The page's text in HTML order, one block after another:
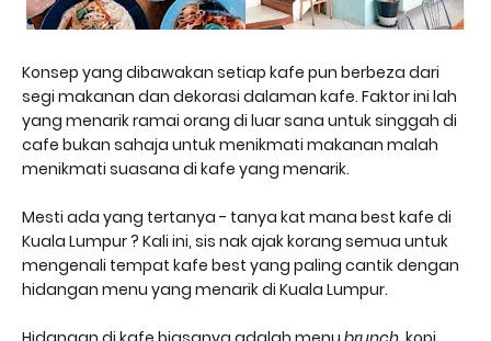
Konsep yang dibawakan setiap kafe pun berbeza dari
segi makanan dan dekorasi dalaman kafe. Faktor ini lah
yang menarik ramai orang di luar sana untuk singgah di
cafe bukan sahaja untuk menikmati makanan malah
menikmati suasana di kafe yang menarik.
Mesti ada yang tertanya - tanya kat mana best kafe di
Kuala Lumpur ? Kali ini, sis nak ajak korang semua untuk
mengenali tempat kafe best yang paling cantik dengan
hidangan menu yang menarik di Kuala Lumpur.